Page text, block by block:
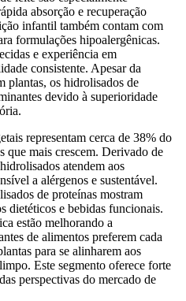
absorção e recuperação
infantil também contam com
formulações hipoalergênicas.
e experiência em
consistente. Apesar da
plantas, os hidrolisados ​​de
devido à superioridade
representam cerca de 38% do
que mais crescem. Derivado de
​​atendem aos
a alérgenos e sustentável.
​​de proteínas mostram
dietéticos e bebidas funcionais.
estão melhorando a
de alimentos preferem cada
para se alinharem aos
Este segmento oferece forte
perspectivas do mercado de